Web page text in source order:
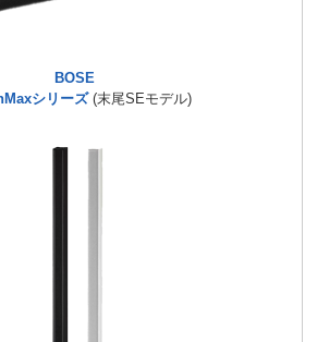
BOSE
シリーズ (末尾SEモデル)